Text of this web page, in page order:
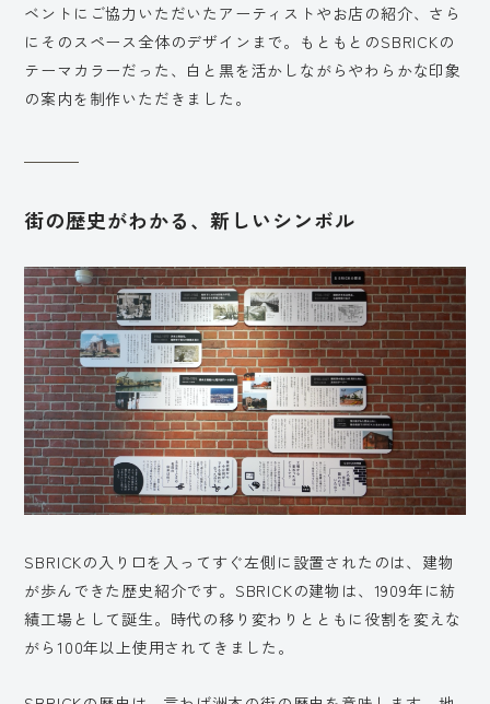
ベントにご協力いただいたアーティストやお店の紹介、さら
にそのスペース全体のデザインまで。もともとのSBRICKの
テーマカラーだった、白と黒を活かしながらやわらかな印象
の案内を制作いただきました。
街の歴史がわかる、新しいシンボル
SBRICKの入り口を入ってすぐ左側に設置されたのは、建物
が歩んできた歴史紹介です。SBRICKの建物は、1909年に紡
績工場として誕生。時代の移り変わりとともに役割を変えな
がら100年以上使用されてきました。